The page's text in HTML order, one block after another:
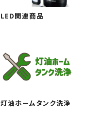
LED関連商品
灯油ホームタンク洗浄